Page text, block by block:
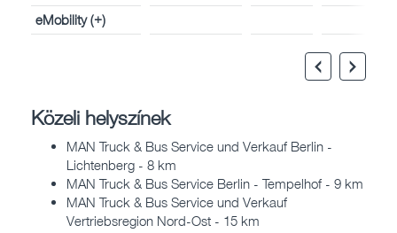
eMobility (+)
Közeli helyszínek
MAN Truck & Bus Service und Verkauf Berlin -
Lichtenberg - 8 km
MAN Truck & Bus Service Berlin - Tempelhof - 9 km
MAN Truck & Bus Service und Verkauf
Vertriebsregion Nord-Ost - 15 km